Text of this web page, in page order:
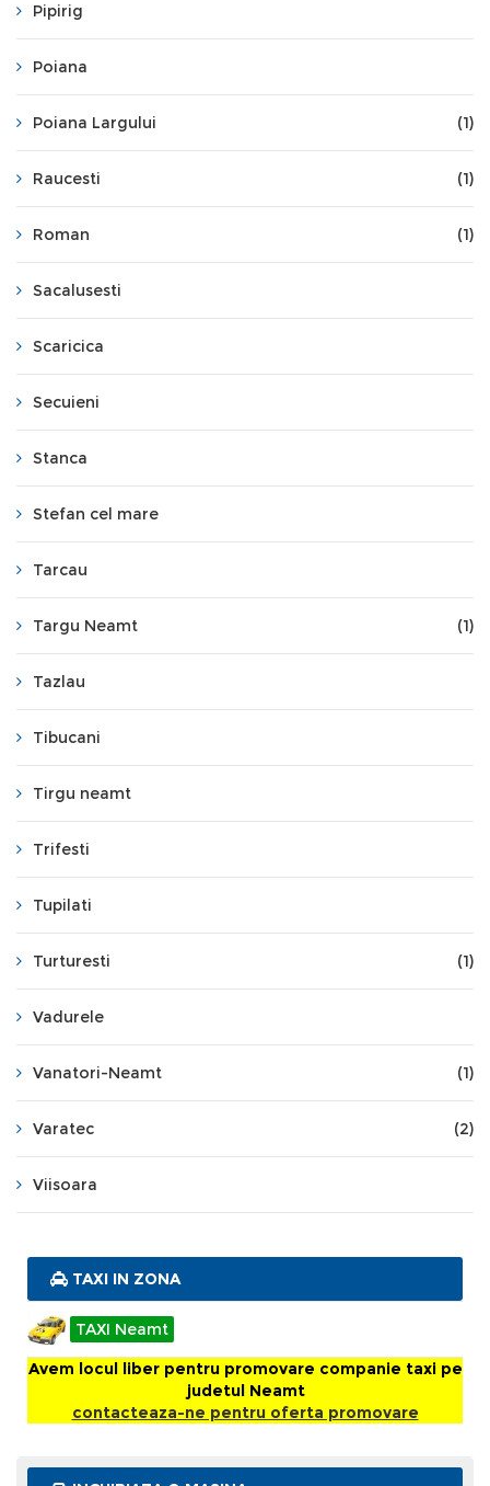
Pipirig
Poiana
Poiana Largului (1)
Raucesti (1)
Roman (1)
Sacalusesti
Scaricica
Secuieni
Stanca
Stefan cel mare
Tarcau
Targu Neamt (1)
Tazlau
Tibucani
Tirgu neamt
Trifesti
Tupilati
Turturesti (1)
Vadurele
Vanatori-Neamt (1)
Varatec (2)
Viisoara
TAXI IN ZONA
TAXI Neamt
Avem locul liber pentru promovare companie taxi pe
judetul Neamt
contacteaza-ne pentru oferta promovare